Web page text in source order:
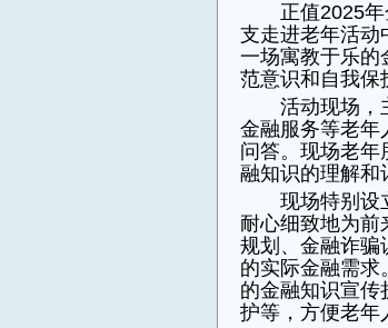
正值2025
支走进老年活动
一场寓教于乐的
范意识和自我保
活动现场，
金融服务等老年
问答。现场老年
融知识的理解和
现场特别设
耐心细致地为前
规划、金融诈骗
的实际金融需求
的金融知识宣传
护等，方便老年